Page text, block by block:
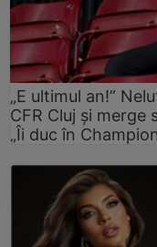
„E ultimul an!”
CFR Cluj și merge
„Îi duc în